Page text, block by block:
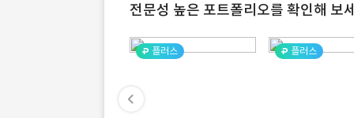
전문성 높은 포트폴리오를 확인해 보
플러스 플러스